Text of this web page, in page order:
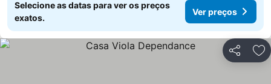
Selecione as datas para ver os preços
exatos.
Ver preços
Partilhar